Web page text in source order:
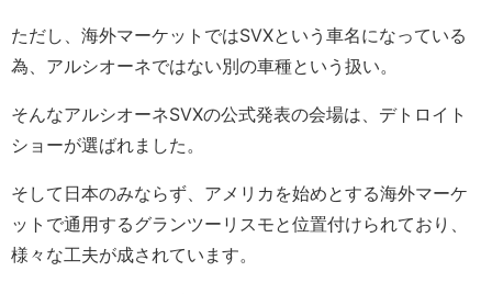
ただし、海外マーケットではSVXという車名になっている
為、アルシオーネではない別の車種という扱い。
そんなアルシオーネSVXの公式発表の会場は、デトロイト
ショーが選ばれました。
そして日本のみならず、アメリカを始めとする海外マーケ
ットで通用するグランツーリスモと位置付けられており、
様々な工夫が成されています。